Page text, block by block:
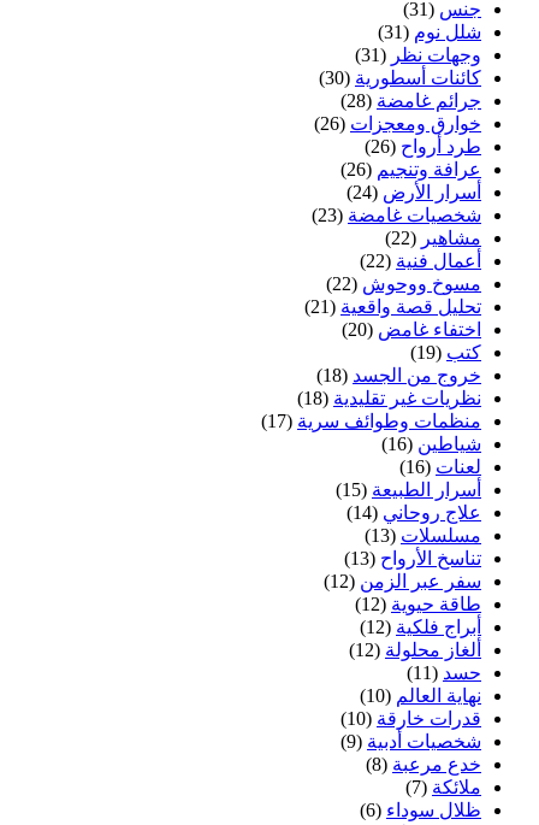
جنس (31)
شلل نوم (31)
وجهات نظر (31)
كائنات أسطورية (30)
جرائم غامضة (28)
خوارق ومعجزات (26)
طرد أرواح (26)
عرافة وتنجيم (26)
أسرار الأرض (24)
شخصيات غامضة (23)
مشاهير (22)
أعمال فنية (22)
مسوخ ووحوش (22)
تحليل قصة واقعية (21)
اختفاء غامض (20)
كتب (19)
خروج من الجسد (18)
نظريات غير تقليدية (18)
منظمات وطوائف سرية (17)
شياطين (16)
لعنات (16)
أسرار الطبيعة (15)
علاج روحاني (14)
مسلسلات (13)
تناسخ الأرواح (13)
سفر عبر الزمن (12)
طاقة حيوية (12)
أبراج فلكية (12)
ألغاز محلولة (12)
حسد (11)
نهاية العالم (10)
قدرات خارقة (10)
شخصيات أدبية (9)
خدع مرعبة (8)
ملائكة (7)
ظلال سوداء (6)